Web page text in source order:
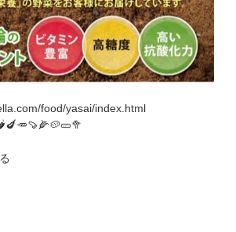
food/yasai/index.html